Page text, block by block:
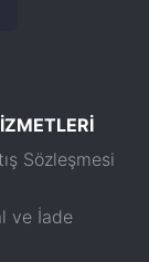
Sözleşmesi
ve İade